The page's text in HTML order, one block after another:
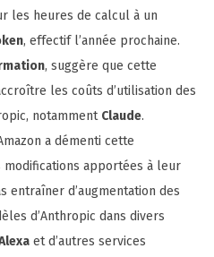
les heures de calcul à un
, effectif l’année prochaine.
, suggère que cette
les coûts d’utilisation des
notamment Claude.
a démenti cette
apportées à leur
entraîner d’augmentation des
d’Anthropic dans divers
et d’autres services